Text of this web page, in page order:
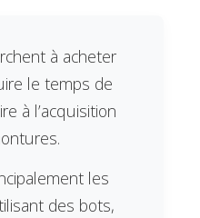
à acheter
le temps de
à l’acquisition
les
des bots,